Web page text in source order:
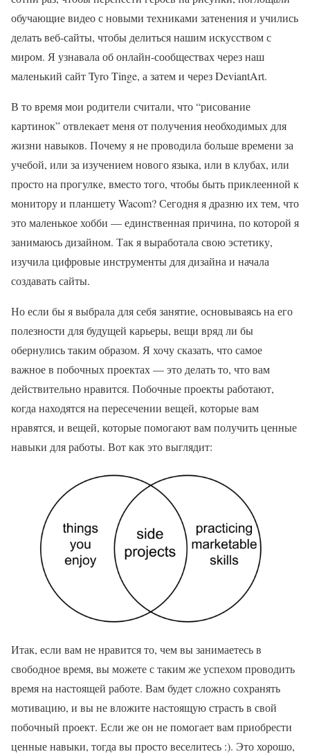
обучающие видео с новыми техниками затенения и учились
делать веб-сайты, чтобы делиться нашим искусством с
миром. Я узнавала об онлайн-сообществах через наш
маленький сайт Tyro Tinge, а затем и через DeviantArt.
В то время мои родители считали, что “рисование
картинок” отвлекает меня от получения необходимых для
жизни навыков. Почему я не проводила больше времени за
учебой, или за изучением нового языка, или в клубах, или
просто на прогулке, вместо того, чтобы быть приклеенной к
монитору и планшету Wacom? Сегодня я дразню их тем, что
это маленькое хобби — единственная причина, по которой я
занимаюсь дизайном. Так я выработала свою эстетику,
изучила цифровые инструменты для дизайна и начала
создавать сайты.
Но если бы я выбрала для себя занятие, основываясь на его
полезности для будущей карьеры, вещи вряд ли бы
обернулись таким образом. Я хочу сказать, что самое
важное в побочных проектах — это делать то, что вам
действительно нравится. Побочные проекты работают,
когда находятся на пересечении вещей, которые вам
нравятся, и вещей, которые помогают вам получить ценные
навыки для работы. Вот как это выглядит:
Итак, если вам не нравится то, чем вы занимаетесь в
свободное время, вы можете с таким же успехом проводить
время на настоящей работе. Вам будет сложно сохранять
мотивацию, и вы не вложите настоящую страсть в свой
побочный проект. Если же он не помогает вам приобрести
ценные навыки, тогда вы просто веселитесь :). Это хорошо,